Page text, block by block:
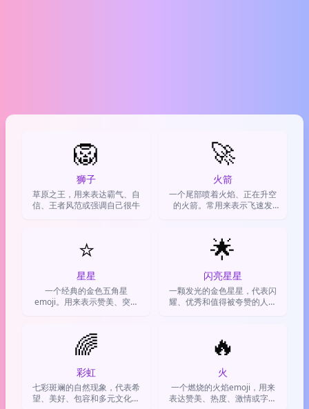
🦁
狮子
草原之王，用来表达霸气、自
信、王者风范或强调自己很牛
🚀
火箭
一个尾部喷着火焰、正在升空
的火箭。常用来表示飞速发
⭐
星星
一个经典的金色五角星
emoji。用来表示赞美、突出
🌟
闪亮星星
一颗发光的金色星星，代表闪
耀、优秀和值得被夸赞的人或
🌈
彩虹
七彩斑斓的自然现象，代表希
望、美好、包容和多元文化，
🔥
火
一个燃烧的火焰emoji，用来
表达赞美、热度、激情或字面